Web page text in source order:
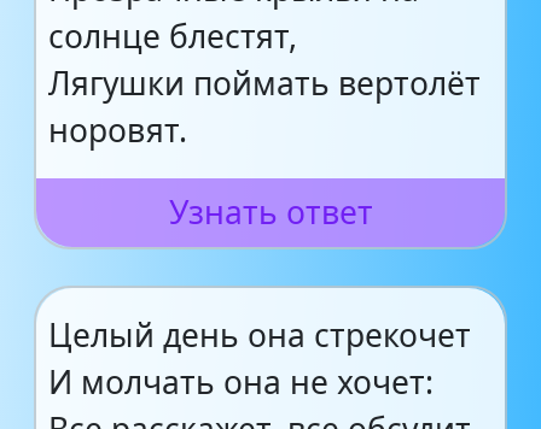
солнце блестят,
Лягушки поймать вертолёт
норовят.
Узнать ответ
Целый день она стрекочет
И молчать она не хочет: